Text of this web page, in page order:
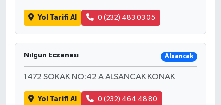
Yol Tarifi Al 0 (232) 483 03 05
Nılgün Eczanesi Alsancak
1472 SOKAK NO:42 A ALSANCAK KONAK
Yol Tarifi Al 0 (232) 464 48 80